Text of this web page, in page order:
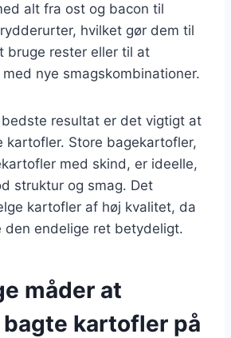
alt fra ost og bacon til
hvilket gør dem til
bruge rester eller til at
nye smagskombinationer.
resultat er det vigtigt at
Store bagekartofler,
med skind, er ideelle,
struktur og smag. Det
kartofler af høj kvalitet, da
den endelige ret betydeligt.
måder at
kartofler på